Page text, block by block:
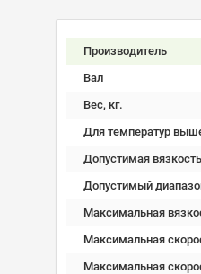
Производитель
Вал
Вес, кг.
Для температур
Допустимая
Допустимый
Максимальная
Максимальная
Максимальная